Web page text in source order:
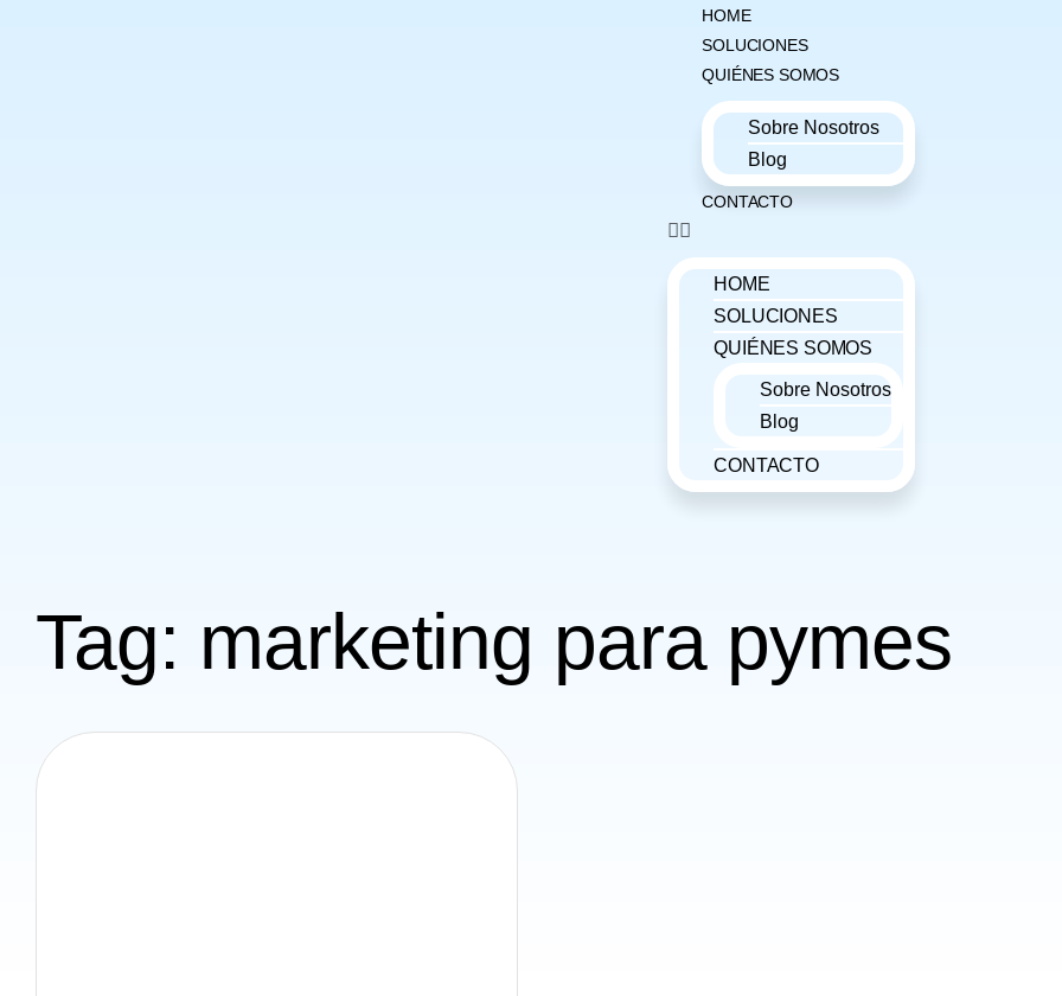
HOME
SOLUCIONES
QUIÉNES SOMOS
Sobre Nosotros
Blog
CONTACTO
HOME
SOLUCIONES
QUIÉNES SOMOS
Sobre Nosotros
Blog
CONTACTO
Tag: marketing para pymes